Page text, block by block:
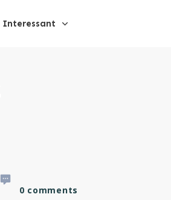
Interessant
0 comments